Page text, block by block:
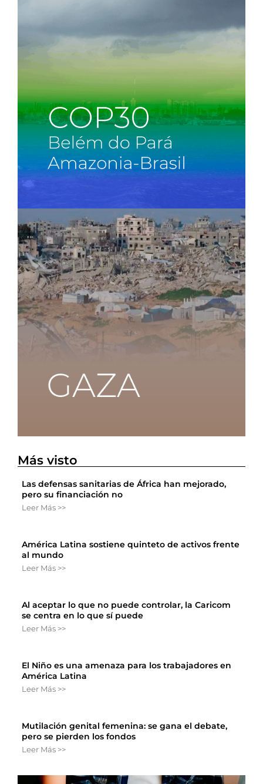
Más visto
Las defensas sanitarias de África han mejorado,
pero su financiación no
Leer Más >>
América Latina sostiene quinteto de activos frente
al mundo
Leer Más >>
Al aceptar lo que no puede controlar, la Caricom
se centra en lo que sí puede
Leer Más >>
El Niño es una amenaza para los trabajadores en
América Latina
Leer Más >>
Mutilación genital femenina: se gana el debate,
pero se pierden los fondos
Leer Más >>